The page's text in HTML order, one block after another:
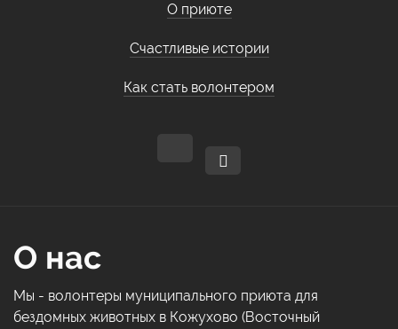
О приюте
Счастливые истории
Как стать волонтером
О нас
Мы - волонтеры муниципального приюта для
бездомных животных в Кожухово (Восточный